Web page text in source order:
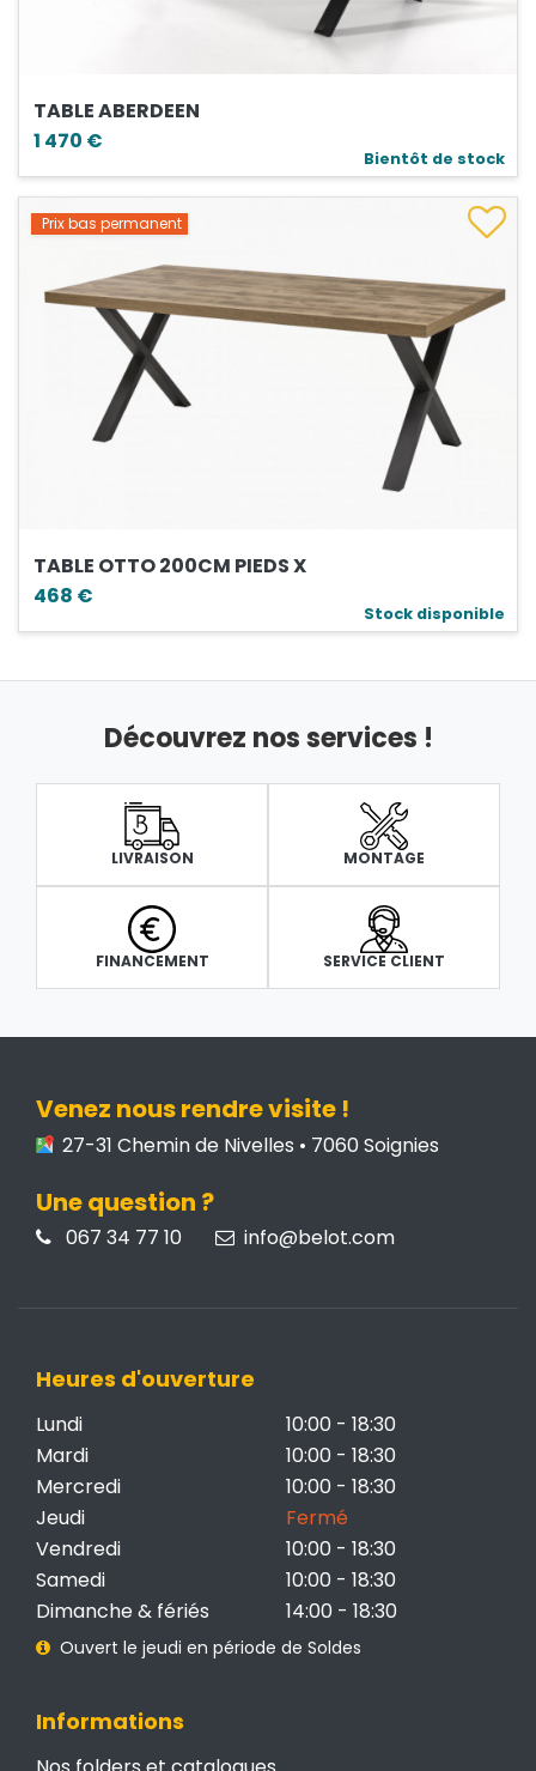
TABLE ABERDEEN
1 470 €
Bientôt de stock
Prix bas permanent
TABLE OTTO 200CM PIEDS X
468 €
Stock disponible
Découvrez nos services !
LIVRAISON MONTAGE
FINANCEMENT SERVICE CLIENT
Venez nous rendre visite !
27-31 Chemin de Nivelles • 7060 Soignies
Une question ?
067 34 77 10 info@belot.com
Heures d'ouverture
Lundi
10:00 - 18:30
Mardi
10:00 - 18:30
Mercredi
10:00 - 18:30
Jeudi
Fermé
Vendredi
10:00 - 18:30
Samedi
10:00 - 18:30
Dimanche & fériés
14:00 - 18:30
Ouvert le jeudi en période de Soldes
Informations